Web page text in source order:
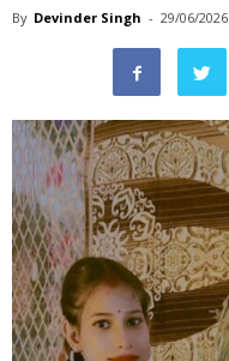
By Devinder Singh - 29/06/2026